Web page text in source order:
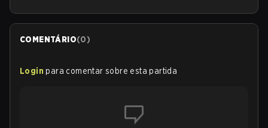
COMENTÁRIO(0)
Login para comentar sobre esta partida